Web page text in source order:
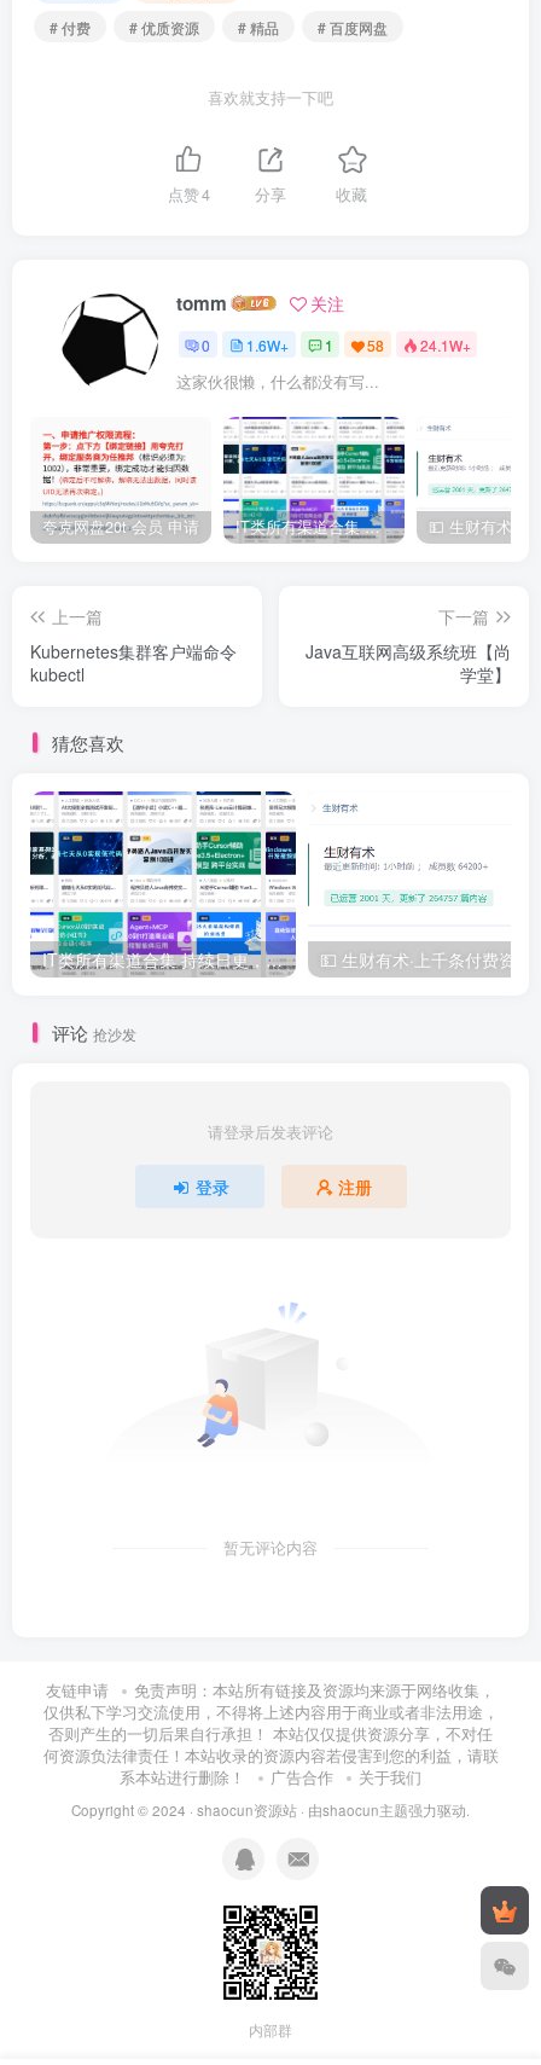
# 付费
# 优质资源 # 精品 # 百度网盘
喜欢就支持一下吧
点赞4 分享 收藏
tomm 关注
0 1.6W+ 1 58 24.1W+
这家伙很懒，什么都没有写...
夸克网盘20t 会员 申请 IT类所有渠道合集 持续日更，目前近四千多条资源 年费用户微信私信获取权限
上一篇
Kubernetes集群客户端命令
kubectl
下一篇
Java互联网高级系统班【尚
学堂】
猜您喜欢
IT类所有渠道合集 持续日更，目前近四千多条资源 年费用户微信私信获取权限
评论 抢沙发
请登录后发表评论
登录 注册
暂无评论内容
友链申请
免责声明：本站所有链接及资源均来源于网络收集，
仅供私下学习交流使用，不得将上述内容用于商业或者非法用途，
否则产生的一切后果自行承担！ 本站仅仅提供资源分享，不对任
何资源负法律责任！本站收录的资源内容若侵害到您的利益，请联
系本站进行删除！
广告合作 关于我们
Copyright © 2024 · shaocun资源站 · 由shaocun主题强力驱动.
内部群